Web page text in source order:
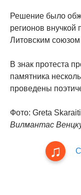
Решение было
регионов внучкой
Литовским союзом
В знак протеста
памятника
проведены
Фото: Greta
Вилмантас